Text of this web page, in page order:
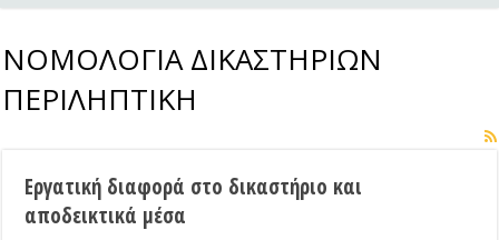
ΝΟΜΟΛΟΓΙΑ ΔΙΚΑΣΤΗΡΙΩΝ
ΠΕΡΙΛΗΠΤΙΚΗ
Εργατική διαφορά στο δικαστήριο και
αποδεικτικά μέσα